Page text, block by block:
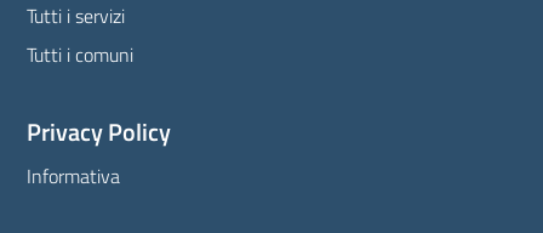
Tutti i servizi
Tutti i comuni
Privacy Policy
Informativa